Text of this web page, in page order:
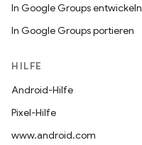
In Google Groups entwickeln
In Google Groups portieren
HILFE
Android-Hilfe
Pixel-Hilfe
www.android.com